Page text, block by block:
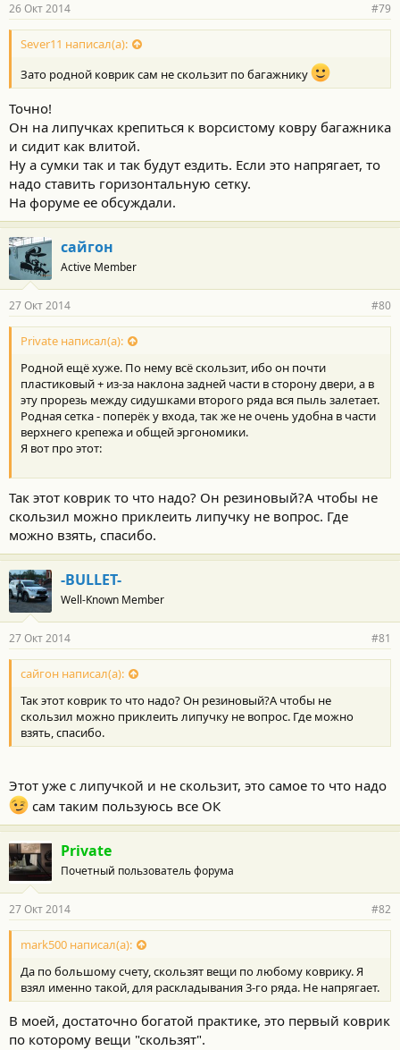
26 Окт 2014 #79
Sever11 написал(а):
Зато родной коврик сам не скользит по багажнику
Точно!
Он на липучках крепиться к ворсистому ковру багажника
и сидит как влитой.
Ну а сумки так и так будут ездить. Если это напрягает, то
надо ставить горизонтальную сетку.
На форуме ее обсуждали.
сайгон
Active Member
27 Окт 2014 #80
Private написал(а):
Родной ещё хуже. По нему всё скользит, ибо он почти
пластиковый + из-за наклона задней части в сторону двери, а в
эту прорезь между сидушками второго ряда вся пыль залетает.
Родная сетка - поперёк у входа, так же не очень удобна в части
верхнего крепежа и общей эргономики.
Я вот про этот:
Так этот коврик то что надо? Он резиновый?А чтобы не
скользил можно приклеить липучку не вопрос. Где
можно взять, спасибо.
-BULLET-
Well-Known Member
27 Окт 2014 #81
сайгон написал(а):
Так этот коврик то что надо? Он резиновый?А чтобы не
скользил можно приклеить липучку не вопрос. Где можно
взять, спасибо.
Этот уже с липучкой и не скользит, это самое то что надо
сам таким пользуюсь все ОК
Private
Почетный пользователь форума
27 Окт 2014 #82
mark500 написал(а):
Да по большому счету, скользят вещи по любому коврику. Я
взял именно такой, для раскладывания 3-го ряда. Не напрягает.
В моей, достаточно богатой практике, это первый коврик
по которому вещи "скользят".